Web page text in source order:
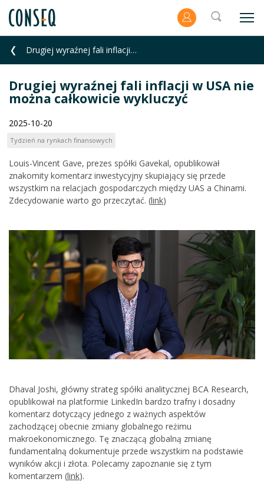
Drugiej wyraźnej fali inflacji w USA nie można całkowicie wykluczyć
Drugiej wyraźnej fali inflacji w USA nie
można całkowicie wykluczyć
2025-10-20
Tydzień na rynkach finansowych
Louis-Vincent Gave, prezes spółki Gavekal, opublikował
znakomity komentarz inwestycyjny skupiający się przede
wszystkim na relacjach gospodarczych między UAS a Chinami.
Zdecydowanie warto go przeczytać. (link)
Dhaval Joshi, główny strateg spółki analitycznej BCA Research,
opublikował na platformie LinkedIn bardzo trafny i dosadny
komentarz dotyczący jednego z ważnych aspektów
zachodzącej obecnie zmiany globalnego reżimu
makroekonomicznego. Tę znaczącą globalną zmianę
fundamentalną dokumentuje przede wszystkim na podstawie
wyników akcji i złota. Polecamy zapoznanie się z tym
komentarzem (link).